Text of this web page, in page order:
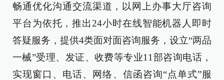
畅通优化沟通交流渠道，以网上办事大厅咨询
平台为依托，推出24小时在线智能机器人即时
答疑服务，提供4类面对面咨询服务，设立“两品
一械”受理、发证、收费等专业11部咨询电话，
实现窗口、电话、网络、信函咨询“点单式”服